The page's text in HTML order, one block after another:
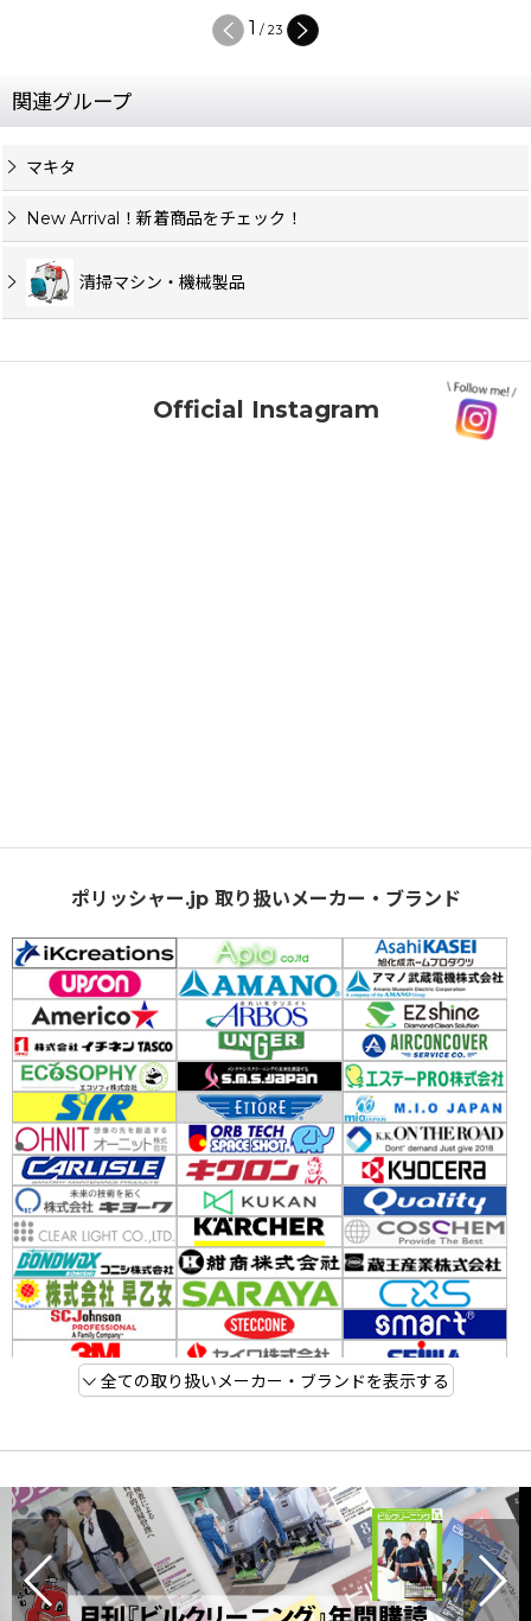
2 /23
関連グループ
マキタ
New Arrival！新着商品をチェック！
清掃マシン・機械製品
Official Instagram
ポリッシャー.jp 取り扱いメーカー・ブランド
全ての取り扱いメーカー・ブランドを表示する